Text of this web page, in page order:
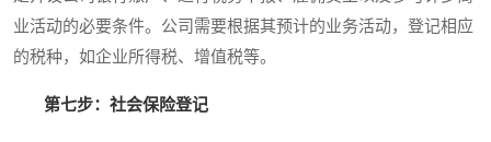
业活动的必要条件。公司需要根据其预计的业务活动，登记相应
的税种，如企业所得税、增值税等。
第七步：社会保险登记